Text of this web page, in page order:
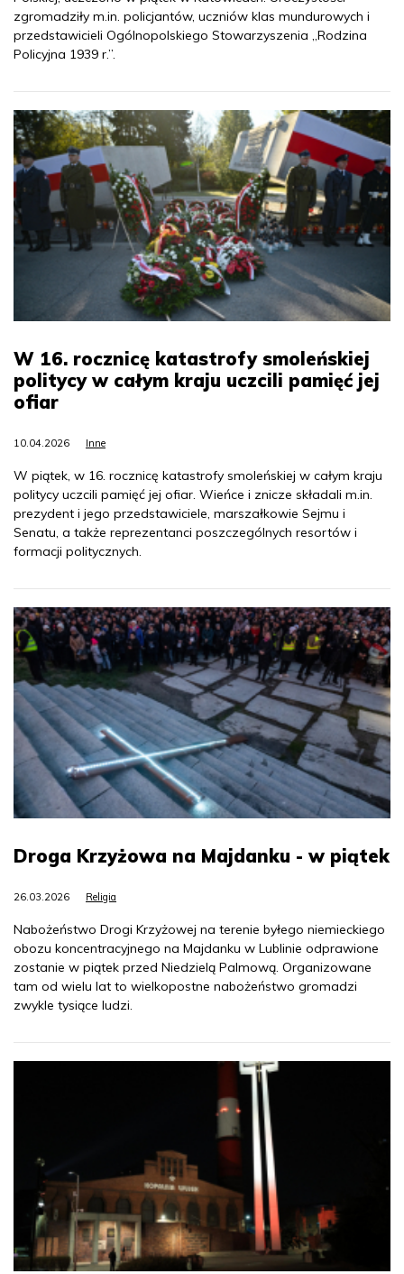
zgromadziły m.in. policjantów, uczniów klas mundurowych i
przedstawicieli Ogólnopolskiego Stowarzyszenia „Rodzina
Policyjna 1939 r.”.
W 16. rocznicę katastrofy smoleńskiej
politycy w całym kraju uczcili pamięć jej
ofiar
10.04.2026 Inne
W piątek, w 16. rocznicę katastrofy smoleńskiej w całym kraju
politycy uczcili pamięć jej ofiar. Wieńce i znicze składali m.in.
prezydent i jego przedstawiciele, marszałkowie Sejmu i
Senatu, a także reprezentanci poszczególnych resortów i
formacji politycznych.
Droga Krzyżowa na Majdanku - w piątek
26.03.2026 Religia
Nabożeństwo Drogi Krzyżowej na terenie byłego niemieckiego
obozu koncentracyjnego na Majdanku w Lublinie odprawione
zostanie w piątek przed Niedzielą Palmową. Organizowane
tam od wielu lat to wielkopostne nabożeństwo gromadzi
zwykle tysiące ludzi.